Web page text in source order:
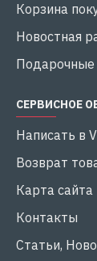
Корзина
Новостная
СЕРВИСНОЕ
Написать в
Возврат
Карта сайта
Контакты
Статьи,